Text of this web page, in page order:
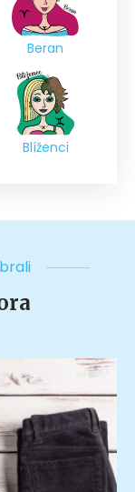
Beran
Blíženci